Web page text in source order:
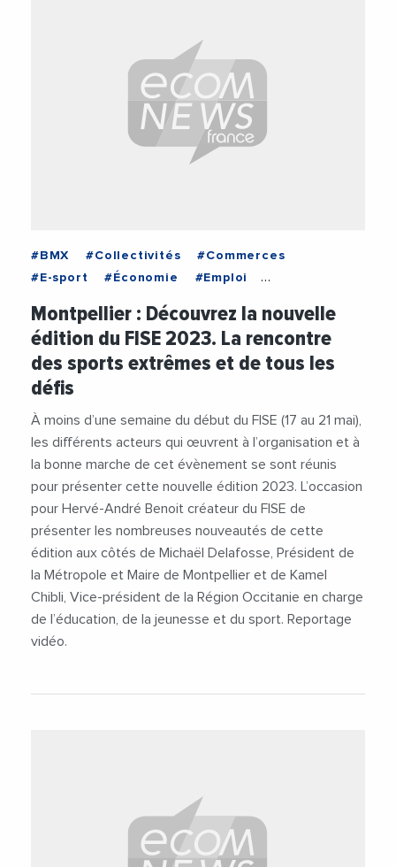
#BMX #Collectivités
#Commerces
#E-sport
#Économie
#Emploi
#Hôtellerie restauration
#Jeunesse
#Jeux Olympiques
#Kamel Chibli
#Métropole de Montpellier
#Michaël Delafosse
#Région Occitanie 1
Montpellier : Découvrez la nouvelle
édition du FISE 2023. La rencontre
des sports extrêmes et de tous les
défis
À moins d’une semaine du début du FISE (17 au 21 mai),
les différents acteurs qui œuvrent à l’organisation et à
la bonne marche de cet évènement se sont réunis
pour présenter cette nouvelle édition 2023. L’occasion
pour Hervé-André Benoit créateur du FISE de
présenter les nombreuses nouveautés de cette
édition aux côtés de Michaël Delafosse, Président de
la Métropole et Maire de Montpellier et de Kamel
Chibli, Vice-président de la Région Occitanie en charge
de l’éducation, de la jeunesse et du sport. Reportage
vidéo.